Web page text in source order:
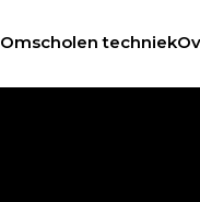
Omscholen techniek